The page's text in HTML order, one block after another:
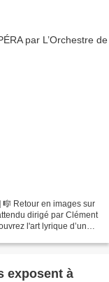
en images sur
dirigé par Clément
l'art lyrique d’une
exposent à